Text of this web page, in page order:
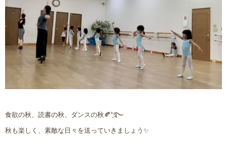
食欲の秋、読書の秋、ダンスの秋🍂°̥࿐
秋も楽しく、素敵な日々を送っていきましょう ✨